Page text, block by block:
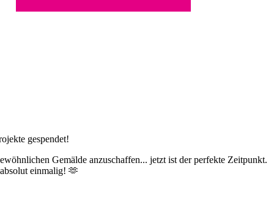
gespendet!
Gemälde anzuschaffen... jetzt ist der perfekte Zeitpunkt.
einmalig! 🫶